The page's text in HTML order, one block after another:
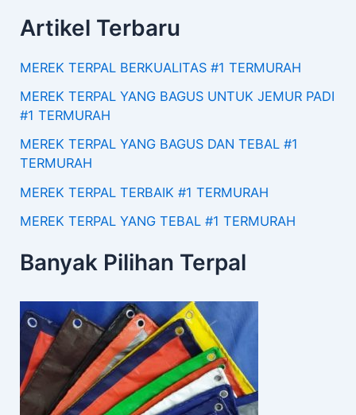
Artikel Terbaru
MEREK TERPAL BERKUALITAS #1 TERMURAH
MEREK TERPAL YANG BAGUS UNTUK JEMUR PADI
#1 TERMURAH
MEREK TERPAL YANG BAGUS DAN TEBAL #1
TERMURAH
MEREK TERPAL TERBAIK #1 TERMURAH
MEREK TERPAL YANG TEBAL #1 TERMURAH
Banyak Pilihan Terpal